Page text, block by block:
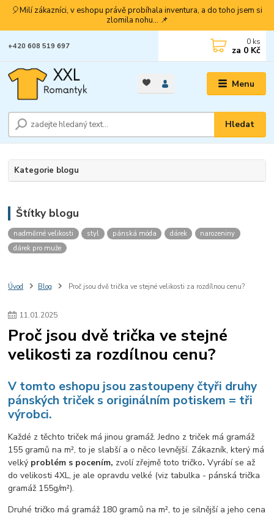
🎈Milí zákazníci, v eshopu právě probíhala inventura, a do toho jsem si
zlomila nohu... 📌
Menu
Hledat
+420 608 519 697 0 ks
za 0 Kč
Kategorie blogu
Štítky blogu
nadměrné velikosti styl pánská móda dárek
narozeniny
dárek pro muže
Úvod Blog Proč jsou dvě trička ve stejné velikosti za rozdílnou cenu?
11.01.2025
Proč jsou dvě trička ve stejné
velikosti za rozdílnou cenu?
V tomto eshopu jsou zastoupeny čtyři druhy
pánských triček s originálním potiskem = tři
výrobci.
Každé z těchto triček má jinou gramáž. Jedno z triček má gramáž
155 gramů na m², to je slabší a o něco levnější. Zákazník, který má
velký problém s pocením, zvolí zřejmě toto tričko.Vyrábí se až
do velikosti 4XL, je ale opravdu velké (viz tabulka - pánská trička
gramáž 155g/m²).
Druhé tričko má gramáž 180 gramů na m², to je silnější a jeho cena